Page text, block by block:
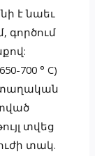
է նաեւ
գործում
700 ° C)
տվեց
տակ.